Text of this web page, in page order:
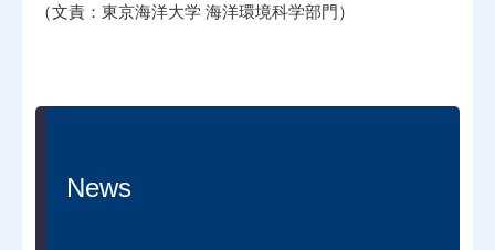
（文責：東京海洋大学 海洋環境科学部門）
News